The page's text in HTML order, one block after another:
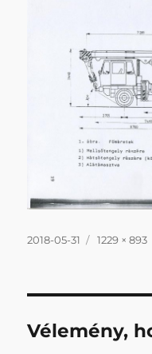
Közzétéve
2018-05-31
Teljes
1229 × 893
Vélemény,